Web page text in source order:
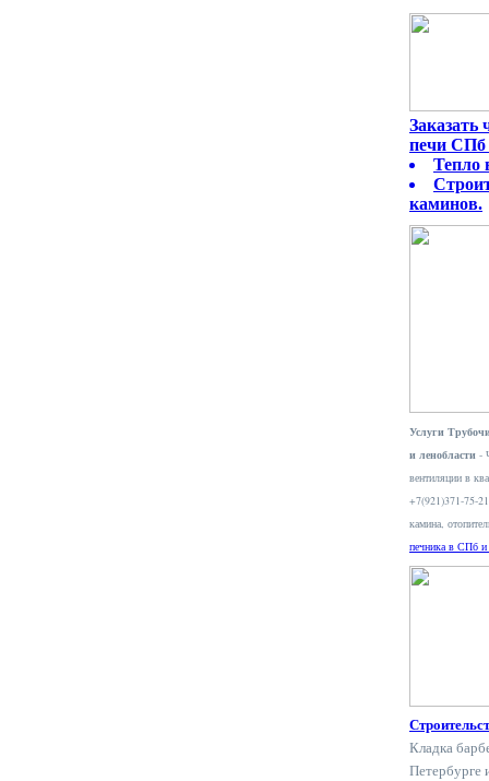
Заказать
печи СПб
Тепло
каминов.
Услуги
и ленобласти -
вентиляции в
+7(921)371-75-
камина,
печника в СПб и
Кладка
Петербурге